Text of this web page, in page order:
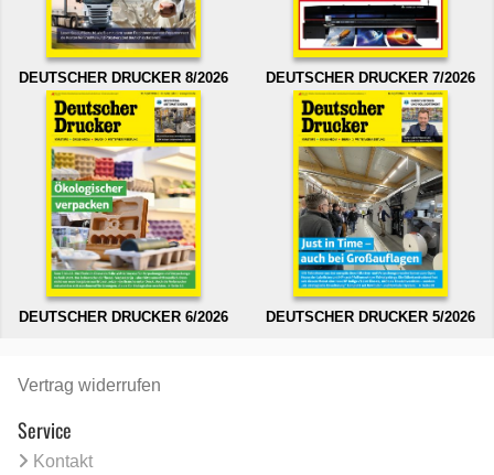
DEUTSCHER DRUCKER 8/2026 DEUTSCHER DRUCKER 7/2026
DEUTSCHER DRUCKER 6/2026 DEUTSCHER DRUCKER 5/2026
Vertrag widerrufen
Service
Kontakt